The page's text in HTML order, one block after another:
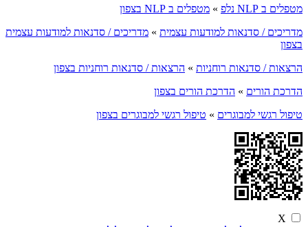
מטפלים ב NLP נלפ
» מטפלים ב NLP בצפון
מדריכים / סדנאות למודעות עצמית » מדריכים / סדנאות למודעות עצמית
בצפון
הרצאות / סדנאות רוחניות » הרצאות / סדנאות רוחניות בצפון
הדרכת הורים » הדרכת הורים בצפון
טיפול רגשי למבוגרים » טיפול רגשי למבוגרים בצפון
X